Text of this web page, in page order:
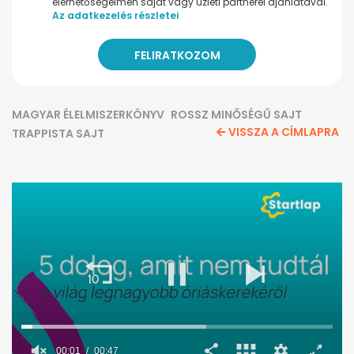
Az adatkezelés részletei
MAGYAR ÉLELMISZERKÖNYV ROSSZ MINŐSÉGŰ SAJT
TRAPPISTA SAJT
VISSZA A CÍMLAPRA
00:02 00:47